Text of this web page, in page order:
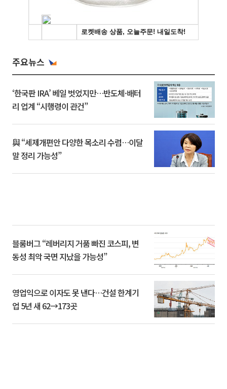
주요뉴스
‘한국판 IRA’ 베일 벗었지만…반도체·배터
리 업계 “시행령이 관건”
與 “세제개편안 다양한 목소리 수렴…이달
말 정리 가능성”
블룸버그 “레버리지 거품 빠진 코스피, 변
동성 최악 국면 지났을 가능성”
영업익으로 이자도 못 낸다…건설 한계기
업 5년 새 62→173곳